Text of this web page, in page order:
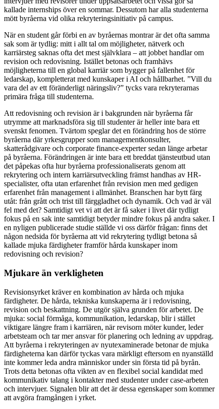
kallade internships över en sommar. Dessutom har alla studenterna
mött byråerna vid olika rekryteringsinitiativ på campus.
När en student går förbi en av byråernas montrar är det ofta samma
sak som är tydlig: mitt i allt tal om möjligheter, nätverk och
karriärsteg saknas ofta det mest självklara – att jobbet handlar om
revision och redovisning. Istället betonas och framhävs
möjligheterna till en global karriär som bygger på fallenhet för
ledarskap, kompletterat med kunskaper i AI och hållbarhet. ”Vill du
vara del av ett föränderligt näringsliv?” tycks vara rekryterarnas
primära fråga till studenterna.
Att redovisning och revision är i bakgrunden när byråerna får
utrymme att marknadsföra sig till studenter är heller inte bara ett
svenskt fenomen. Tvärtom speglar det en förändring hos de större
byråerna där yrkesgrupper som managementkonsulter,
skatterådgivare och corporate finance-experter sedan länge arbetar
på byråerna. Förändringen är inte bara ett breddat tjänsteutbud utan
det påpekas ofta hur byråerna professionaliserats genom att
rekrytering och intern karriärsutveckling främst handhas av HR-
specialister, ofta utan erfarenhet från revision men med gedigen
erfarenhet från management i allmänhet. Branschen har bytt färg
utåt: från grått och trist till färggladhet och dynamik. Och vad är väl
fel med det? Samtidigt vet vi att det är få saker i livet där tydligt
fokus på en sak inte samtidigt betyder mindre fokus på andra saker. I
en nyligen publicerade studie ställde vi oss därför frågan: finns det
någon nedsida för byråerna att vid rekrytering tydligt betona så
kallade mjuka färdigheter framför hårda kunskaper inom
redovisning och revision?
Mjukare än verkligheten
Revisionsyrket kräver en kombination av hårda och mjuka
färdigheter. De hårda, tekniska kunskaperna är i redovisning,
revision och beskattning. De utgör själva grunden för arbetet. De
mjuka: social förmåga, kommunikation, ledarskap, blir i stället
viktigare längre fram i karriären, när revisorn möter kunder, leder
arbetsteam och tar mer ansvar för planering och ledning av uppdrag.
Att byråerna i rekryteringen av nyutexaminerade betonar de mjuka
färdigheterna kan därför tyckas vara märkligt eftersom en nyanställd
inte kommer leda andra människor under sin första tid på byrån.
Trots detta betonas ofta vikten av en flexibel social kandidat med
kommunikativ talang i kontakter med studenter under case-arbeten
och intervjuer. Signalen blir att det är dessa egenskaper som kommer
att avgöra framgången i yrket.